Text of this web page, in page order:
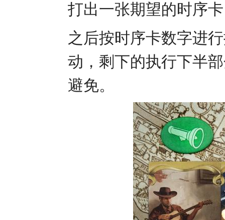
打出一张期望的时序
之后按时序卡数字进
动，剩下的执行下半
避免。